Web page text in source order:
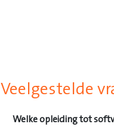
Veelgestelde
Welke opleiding tot